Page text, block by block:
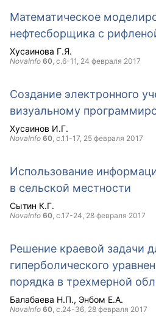
Математическое
нефтесборщика с
Хусаинова Г.Я.
NovaInfo 60, с.6-11, 24 февраля 2017
Создание электронного
визуальному
Хусаинов И.Г.
NovaInfo 60, с.11-17, 25 февраля 2017
Использование
в сельской местности
Сытин К.Г.
NovaInfo 60, с.17-24, 28 февраля 2017
Решение краевой задачи
гиперболического
порядка в трехмерной
Балабаева Н.П. Энбом Е.А.
NovaInfo 60, с.24-36, 28 февраля 2017